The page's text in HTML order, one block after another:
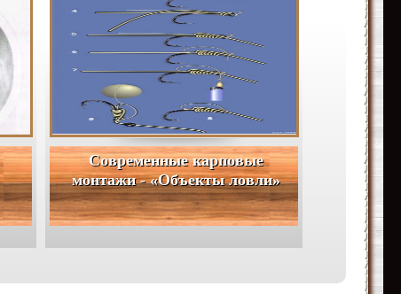
Современные карповые
монтажи - «Объекты ловли»